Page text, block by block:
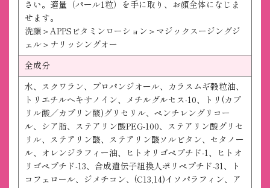
さい。適量（パール1粒）を手に取り、お顔全体になじま
せます。
洗顔＞APPSビタミンローション＞マジックスージングジ
ェル＞ナリッシングオー
全成分
水、スクワラン、プロパンジオール、カラスムギ穀粒油、
トリエチルヘキサノイン、メチルグルセス-10、トリ(カプ
リル酸／カプリン酸)グリセリル、ペンチレングリコー
ル、シア脂、ステアリン酸PEG-100、ステアリン酸グリセ
リル、ステアリン酸、ステアリン酸ソルビタン、セタノー
ル、オレンジラフィー油、ヒトオリゴペプチド-1、ヒトオ
リゴペプチド-13、合成遺伝子組換人ポリペプチド-31、ト
コフェロール、ジメチコン、(C13,14)イソパラフィン、ア